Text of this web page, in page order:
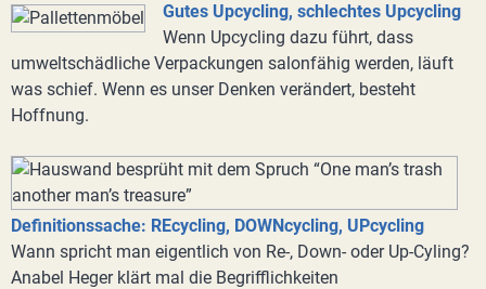
Gutes Upcycling, schlechtes Upcycling
Wenn Upcycling dazu führt, dass
umweltschädliche Verpackungen salonfähig werden, läuft
was schief. Wenn es unser Denken verändert, besteht
Hoffnung.
Definitionssache: REcycling, DOWNcycling, UPcycling
Wann spricht man eigentlich von Re-, Down- oder Up-Cyling?
Anabel Heger klärt mal die Begrifflichkeiten